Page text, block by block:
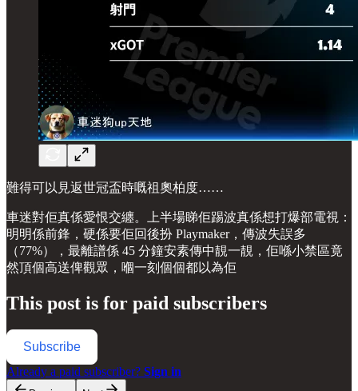
難得可以見返世冠盃時嘅祖奧柏度……
車迷對佢真係愛恨交纏。上半場睇佢踢波真係想打爆部電視：
明明係前鋒，硬係要佢回後扮 Playmaker，傳波失誤多
（77%），最離譜係 45 分鐘安素傳中靚一靚，佢喺小禁區竟
然頂個高送俾觀眾，嗰一刻個個都以為佢
This post is for paid subscribers
Subscribe
Already a paid subscriber? Sign in